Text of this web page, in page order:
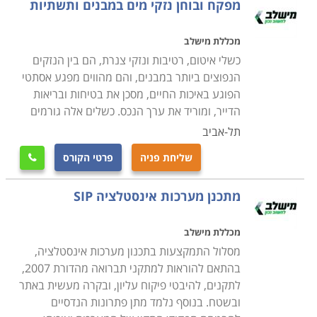
הכשרה והסמכה רשמית
הקורס היסוד אורך לרוב כחצי שנה בלימודי ערב, או לימודי
בוקר מרוכזים, ובסיומו יש לעבור בהצלחה בחינת הסמכה
של משרד התעשייה, המסחר והתעסוקה. תנאי הקבלה
בעצם פתוחים לכל, ואינם דורשים אפילו תעודת סיום
תיכונית. מי שסיים את הלימודים בהצלחה ועבר את הבחינה
הממשלתית רשאי להתחיל לעבוד כשרברב, אם כשכיר
בחברה או כעצמאי. ראוי לציין בנושא זה כי למרות היותו של
המקצוע אפרורי במידת מה, הוא מבוקש ורווחי מאוד.
סוד גלוי הוא כי כמו אצל קוסמטיקאיות או מורים פרטיים,
מתגלגל בענף זה הרבה "כסף שחור", אך למרות היותם של
הנתונים מרשימים בהחלט; על פי דיווחי משרד הכלכלה
לשנת 2013, שכרו ההתחלתי של שרברב הוא מעל 7000
₪, ומנהלי עבודה זוכים לשכר התחלתי של 12 אלף ₪
מפקח ובוחן נזקי מים במבנים ותשתיות
מכללת מישלב
כשלי איטום, רטיבות ונזקי צנרת, הם בין הנזקים
הנפוצים ביותר במבנים, והם מהווים מפגע אסתטי
הפוגע באיכות החיים, מסכן את בטיחות ובריאות
הדייר, ומוריד את ערך הנכס. כשלים אלה גורמים
תל-אביב
שליחת פניה פרטי הקורס 
מתכנן מערכות אינסטלציה SIP
מכללת מישלב
מסלול התמקצעות בתכנון מערכות אינסטלציה,
בהתאם להוראות למתקני תברואה מהדורת 2007,
לתקנים, להיבטי פיקוח עליון, ובקרה מעשית באתר
ובשטח. בנוסף נלמד מתן פתרונות הנדסיים